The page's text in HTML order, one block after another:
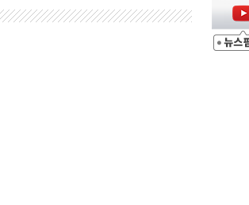
600 지수는 나흘 연속 최고치
지력 강화